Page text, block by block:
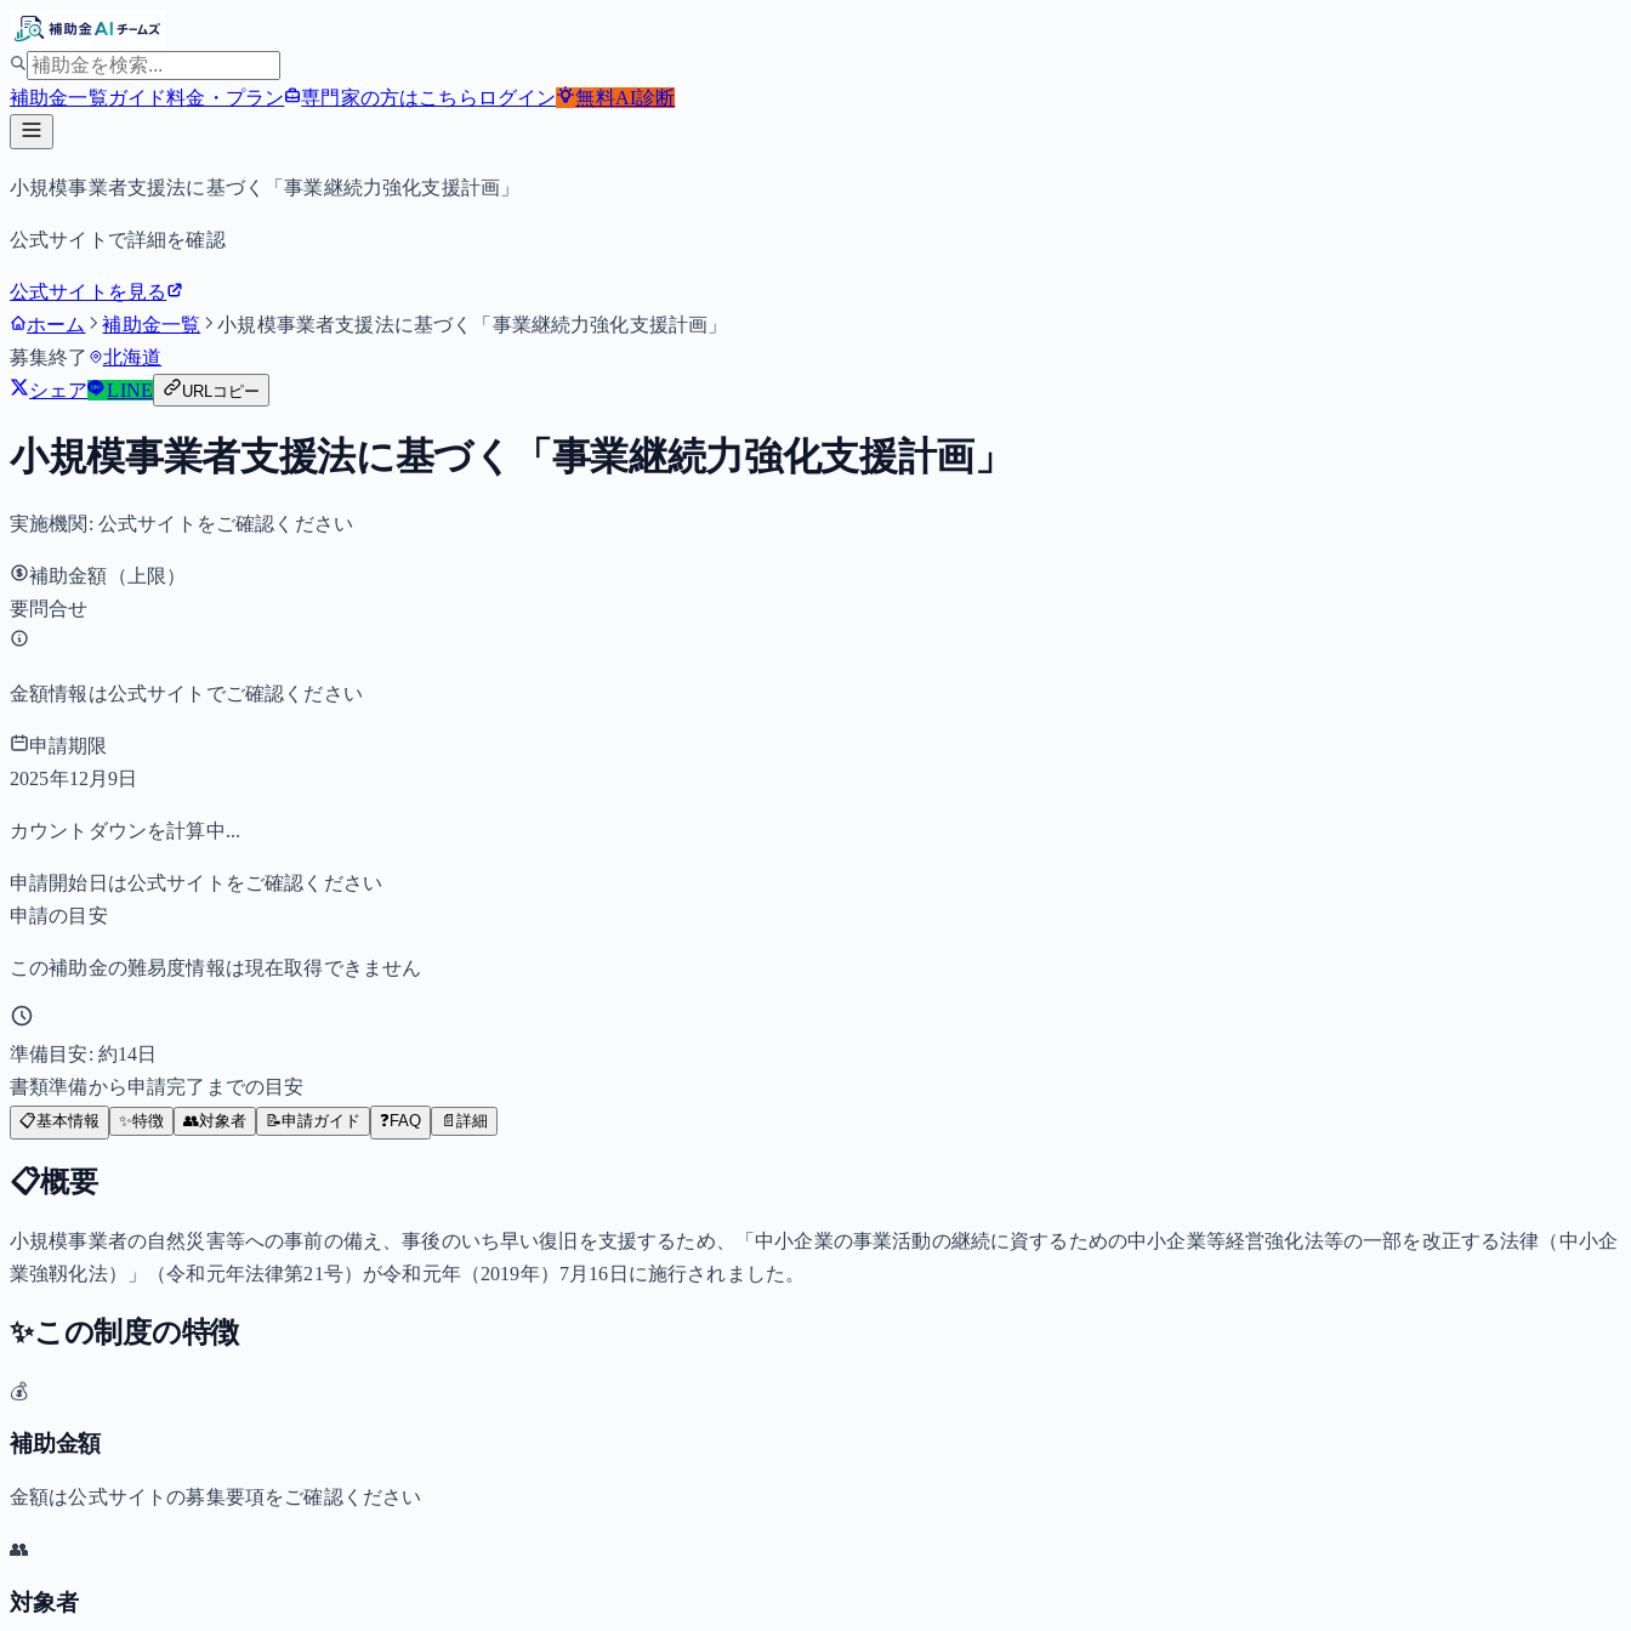
補助金一覧ガイド料金・プラン 専門家の方はこちら ログイン 無料AI診断
小規模事業者支援法に基づく「事業継続力強化支援計画」
公式サイトで詳細を確認
公式サイトを見る
ホーム
補助金一覧
小規模事業者支援法に基づく「事業継続力強化支援計画」
募集終了
北海道
シェア
LINE URLコピー
小規模事業者支援法に基づく「事業継続力強化支援計画」
実施機関: 公式サイトをご確認ください
補助金額（上限）
要問合せ
金額情報は公式サイトでご確認ください
申請期限
2025年12月9日
カウントダウンを計算中...
申請開始日は公式サイトをご確認ください
申請の目安
この補助金の難易度情報は現在取得できません
準備目安: 約14日
書類準備から申請完了までの目安
📋基本情報 ✨特徴 👥対象者 📝申請ガイド ❓FAQ 📄 詳細
📋概要
小規模事業者の自然災害等への事前の備え、事後のいち早い復旧を支援するため、「中小企業の事業活動の継続に資するための中小企業等経営強化法等の一部を改正する法律（中小企
業強靱化法）」（令和元年法律第21号）が令和元年（2019年）7月16日に施行されました。
✨この制度の特徴
💰
補助金額
金額は公式サイトの募集要項をご確認ください
👥
対象者